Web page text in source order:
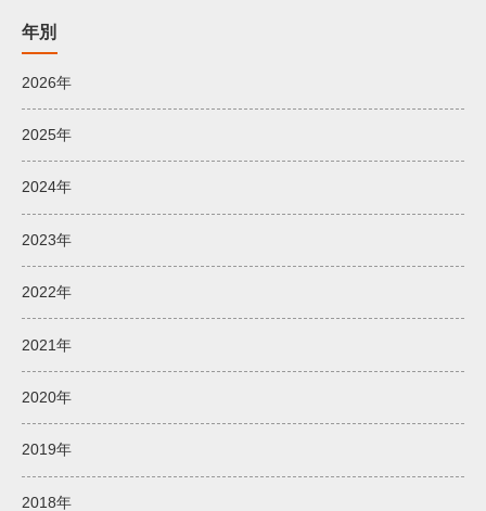
年別
2026年
2025年
2024年
2023年
2022年
2021年
2020年
2019年
2018年